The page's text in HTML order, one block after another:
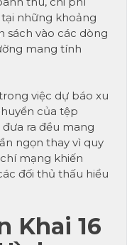
những khoảng
sách vào các dòng
mang tính
việc dự báo xu
của tệp
ra đều mang
ngọn thay vì quy
mạng khiến
đối thủ thấu hiểu
Khai 16